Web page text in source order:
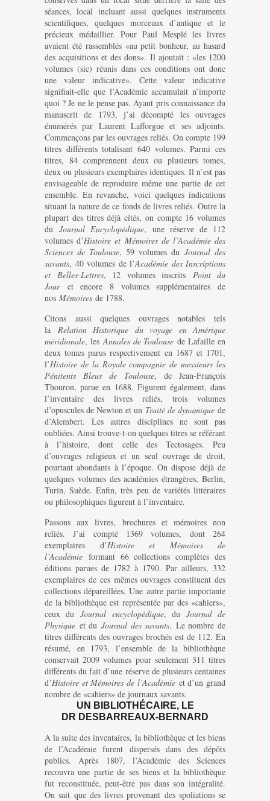
séances, local incluant aussi quelques instruments
scientifiques, quelques morceaux d’antique et le
précieux médaillier. Pour Paul Mesplé les livres
avaient été rassemblés «au petit bonheur, au hasard
des acquisitions et des dons». Il ajoutait : «les 1200
volumes (sic) réunis dans ces conditions ont donc
une valeur indicative». Cette valeur indicative
signifiait-elle que l’Académie accumulait n’importe
quoi ? Je ne le pense pas. Ayant pris connaissance du
manuscrit de 1793, j’ai décompté les ouvrages
énumérés par Laurent Lafforgue et ses adjoints.
Commençons par les ouvrages reliés. On compte 199
titres différents totalisant 640 volumes. Parmi ces
titres, 84 comprennent deux ou plusieurs tomes,
deux ou plusieurs exemplaires identiques. Il n’est pas
envisageable de reproduire même une partie de cet
ensemble. En revanche, voici quelques indications
situant la nature de ce fonds de livres reliés. Outre la
plupart des titres déjà cités, on compte 16 volumes
duJournal Encyclopédique, une réserve de 112
volumes d’Histoire et Mémoires de l’Académie des
Sciences de Toulouse, 59 volumes du Journal des
savants, 40 volumes de l’Académie des Inscriptions
et Belles-Lettres, 12 volumes inscrits Point du
Jouret encore 8 volumes supplémentaires de
nos Mémoires de 1788.
Citons aussi quelques ouvrages notables tels
la Relation Historique du voyage en Amérique
méridionale, lesAnnales de Toulouse de Lafaille en
deux tomes parus respectivement en 1687 et 1701,
l’Histoire de la Royale compagnie de messieurs les
Pénitents Bleus de Toulouse, de Jean-François
Thouron, parue en 1688. Figurent également, dans
l’inventaire des livres reliés, trois volumes
d’opuscules de Newton et un Traité de dynamique de
d’Alembert. Les autres disciplines ne sont pas
oubliées. Ainsi trouve-t-on quelques titres se référant
à l’histoire, dont celle des Tectosages. Peu
d’ouvrages religieux et un seul ouvrage de droit,
pourtant abondants à l’époque. On dispose déjà de
quelques volumes des académies étrangères, Berlin,
Turin, Suède. Enfin, très peu de variétés littéraires
ou philosophiques figurent à l’inventaire.
Passons aux livres, brochures et mémoires non
reliés. J’ai compté 1369 volumes, dont 264
exemplaires d’Histoire et Mémoires de
l’Académie formant 66 collections complètes des
éditions parues de 1782 à 1790. Par ailleurs, 332
exemplaires de ces mêmes ouvrages constituent des
collections dépareillées. Une autre partie importante
de la bibliothèque est représentée par des «cahiers»,
ceux duJournal encyclopédique, du Journal de
Physique et du Journal des savants. Le nombre de
titres différents des ouvrages brochés est de 112. En
résumé, en 1793, l’ensemble de la bibliothèque
conservait 2009 volumes pour seulement 311 titres
différents du fait d’une réserve de plusieurs centaines
d’Histoire et Mémoires de l’Académieet d’un grand
nombre de «cahiers» de journaux savants.
UN BIBLIOTHÉCAIRE, LE
DR DESBARREAUX-BERNARD
A la suite des inventaires, la bibliothèque et les biens
de l’Académie furent dispersés dans des dépôts
publics. Après 1807, l’Académie des Sciences
recouvra une partie de ses biens et la bibliothèque
fut reconstituée, peut-être pas dans son intégralité.
On sait que des livres provenant des spoliations se